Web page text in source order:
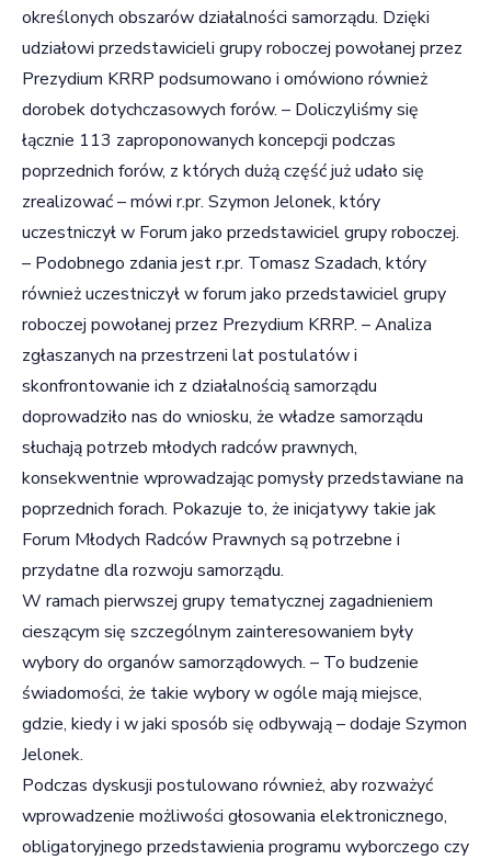
określonych obszarów działalności samorządu. Dzięki
udziałowi przedstawicieli grupy roboczej powołanej przez
Prezydium KRRP podsumowano i omówiono również
dorobek dotychczasowych forów. – Doliczyliśmy się
łącznie 113 zaproponowanych koncepcji podczas
poprzednich forów, z których dużą część już udało się
zrealizować – mówi r.pr. Szymon Jelonek, który
uczestniczył w Forum jako przedstawiciel grupy roboczej.
– Podobnego zdania jest r.pr. Tomasz Szadach, który
również uczestniczył w forum jako przedstawiciel grupy
roboczej powołanej przez Prezydium KRRP. – Analiza
zgłaszanych na przestrzeni lat postulatów i
skonfrontowanie ich z działalnością samorządu
doprowadziło nas do wniosku, że władze samorządu
słuchają potrzeb młodych radców prawnych,
konsekwentnie wprowadzając pomysły przedstawiane na
poprzednich forach. Pokazuje to, że inicjatywy takie jak
Forum Młodych Radców Prawnych są potrzebne i
przydatne dla rozwoju samorządu.
W ramach pierwszej grupy tematycznej zagadnieniem
cieszącym się szczególnym zainteresowaniem były
wybory do organów samorządowych. – To budzenie
świadomości, że takie wybory w ogóle mają miejsce,
gdzie, kiedy i w jaki sposób się odbywają – dodaje Szymon
Jelonek.
Podczas dyskusji postulowano również, aby rozważyć
wprowadzenie możliwości głosowania elektronicznego,
obligatoryjnego przedstawienia programu wyborczego czy